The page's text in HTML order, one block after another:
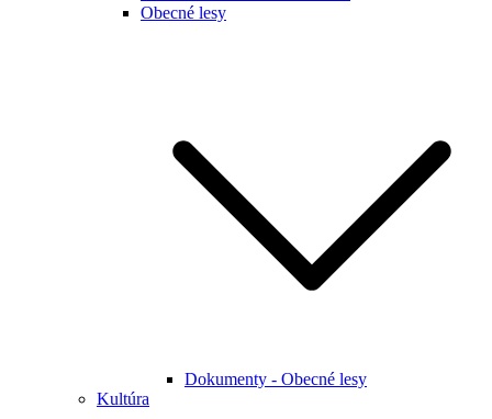
Obecné lesy
Dokumenty - Obecné lesy
Kultúra